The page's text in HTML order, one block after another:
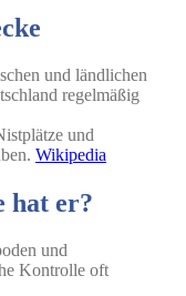
und ländlichen
regelmäßig
und
Wikipedia
hat er?
und
Kontrolle oft